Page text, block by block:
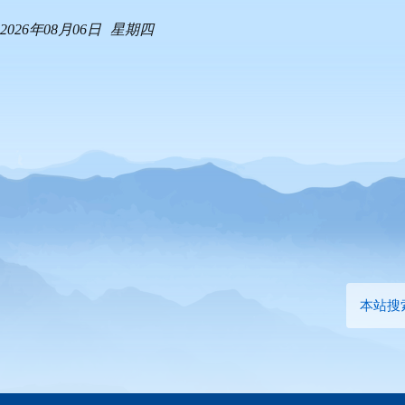
2026年08月06日 星期四
本站搜